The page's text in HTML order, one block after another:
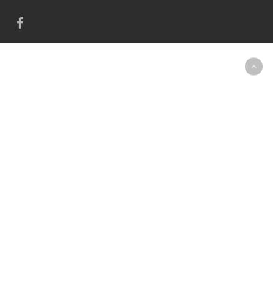
facebook